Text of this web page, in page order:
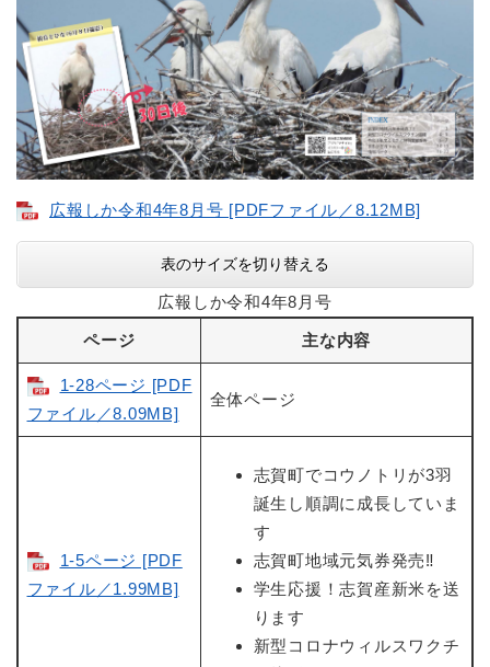
広報しか令和4年8月号 [PDFファイル／8.12MB]
表のサイズを切り替える
広報しか令和4年8月号
ページ 主な内容
1-28ページ [PDF
ファイル／8.09MB]
全体ページ
1-5ページ [PDF
ファイル／1.99MB]
志賀町でコウノトリが3羽
誕生し順調に成長していま
す
志賀町地域元気券発売‼
学生応援！志賀産新米を送
ります
新型コロナウィルスワクチ